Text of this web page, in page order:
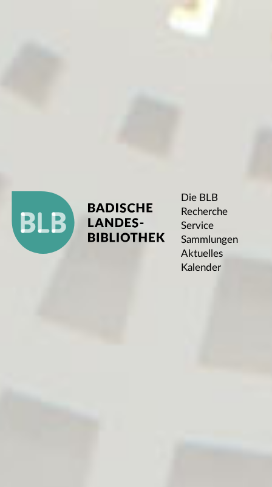
Die BLB
Recherche
Service
Sammlungen
Aktuelles
Kalender